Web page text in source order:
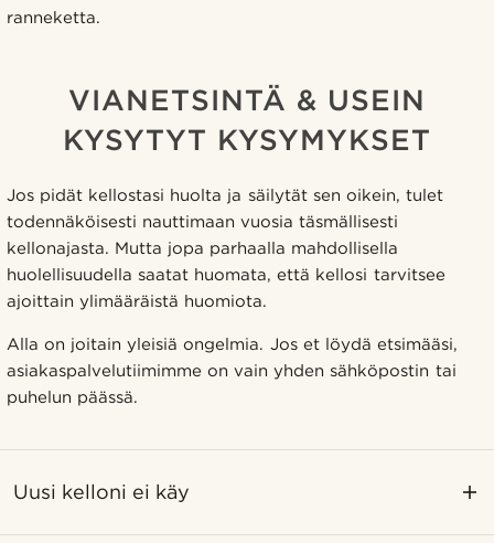
ranneketta.
VIANETSINTÄ & USEIN
KYSYTYT KYSYMYKSET
Jos pidät kellostasi huolta ja säilytät sen oikein, tulet
todennäköisesti nauttimaan vuosia täsmällisesti
kellonajasta. Mutta jopa parhaalla mahdollisella
huolellisuudella saatat huomata, että kellosi tarvitsee
ajoittain ylimääräistä huomiota.
Alla on joitain yleisiä ongelmia. Jos et löydä etsimääsi,
asiakaspalvelutiimimme on vain yhden sähköpostin tai
puhelun päässä.
Uusi kelloni ei käy